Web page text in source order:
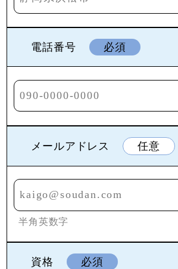
電話番号 必須
メールアドレス 任意
半角英数字
資格 必須